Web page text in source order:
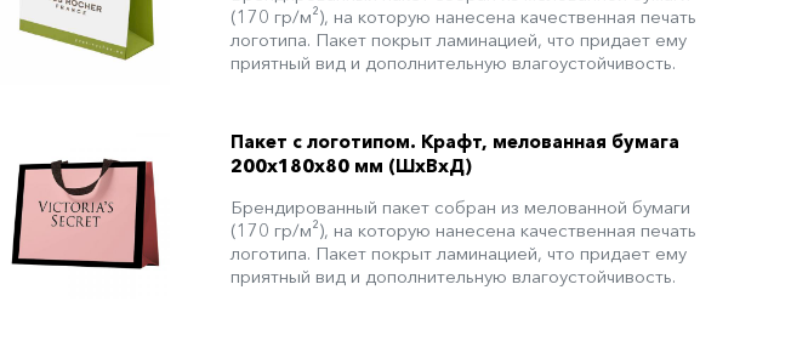
(170 гр/м²), на которую нанесена качественная печать
логотипа. Пакет покрыт ламинацией, что придает ему
приятный вид и дополнительную влагоустойчивость.
Пакет с логотипом. Крафт, мелованная бумага
200x180x80 мм (ШхВхД)
Брендированный пакет собран из мелованной бумаги
(170 гр/м²), на которую нанесена качественная печать
логотипа. Пакет покрыт ламинацией, что придает ему
приятный вид и дополнительную влагоустойчивость.